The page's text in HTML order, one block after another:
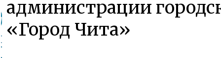
администрации
«Город Чита»